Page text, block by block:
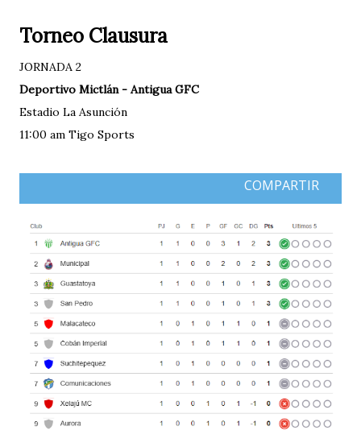
Torneo Clausura
JORNADA 2
Deportivo Mictlán - Antigua GFC
Estadio La Asunción
11:00 am Tigo Sports
COMPARTIR